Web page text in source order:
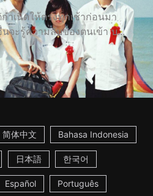
เนิดให้ตรงทุกเช้าก่อนมา
นจะรู้ความลับของตนเข้า บ...
简体中文 Bahasa Indonesia
日本語 한국어
Español Português